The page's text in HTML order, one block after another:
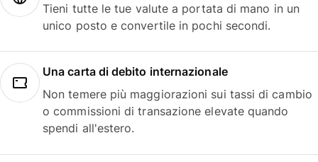
Tieni tutte le tue valute a portata di mano in un
unico posto e convertile in pochi secondi.
Una carta di debito internazionale
Non temere più maggiorazioni sui tassi di cambio
o commissioni di transazione elevate quando
spendi all'estero.